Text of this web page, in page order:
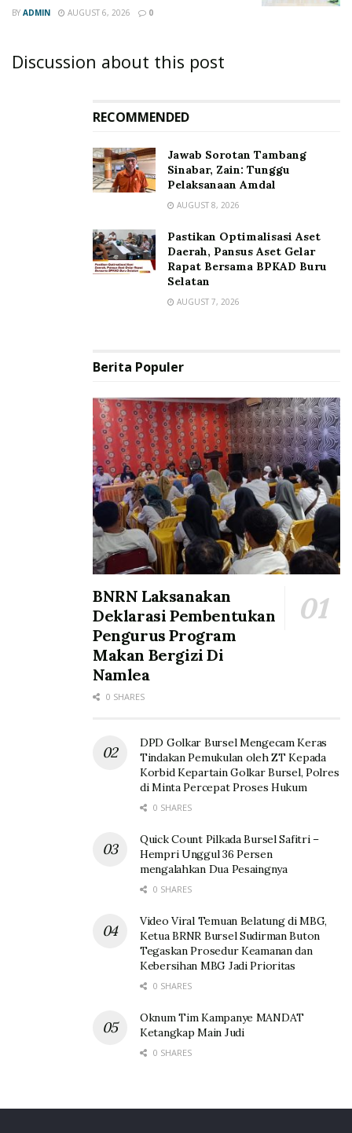
BY ADMIN AUGUST 6, 2026 0
Discussion about this post
RECOMMENDED
Jawab Sorotan Tambang
Sinabar, Zain: Tunggu
Pelaksanaan Amdal
AUGUST 8, 2026
Pastikan Optimalisasi Aset
Daerah, Pansus Aset Gelar
Rapat Bersama BPKAD Buru
Selatan
AUGUST 7, 2026
Berita Populer
BNRN Laksanakan
Deklarasi Pembentukan
Pengurus Program
Makan Bergizi Di
Namlea
0 SHARES
DPD Golkar Bursel Mengecam Keras
Tindakan Pemukulan oleh ZT Kepada
Korbid Kepartain Golkar Bursel, Polres
di Minta Percepat Proses Hukum
0 SHARES
Quick Count Pilkada Bursel Safitri –
Hempri Unggul 36 Persen
mengalahkan Dua Pesaingnya
0 SHARES
Video Viral Temuan Belatung di MBG,
Ketua BRNR Bursel Sudirman Buton
Tegaskan Prosedur Keamanan dan
Kebersihan MBG Jadi Prioritas
0 SHARES
Oknum Tim Kampanye MANDAT
Ketangkap Main Judi
0 SHARES